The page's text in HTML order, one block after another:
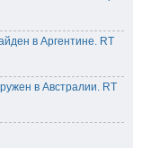
в Аргентине. RT
в Австралии. RT